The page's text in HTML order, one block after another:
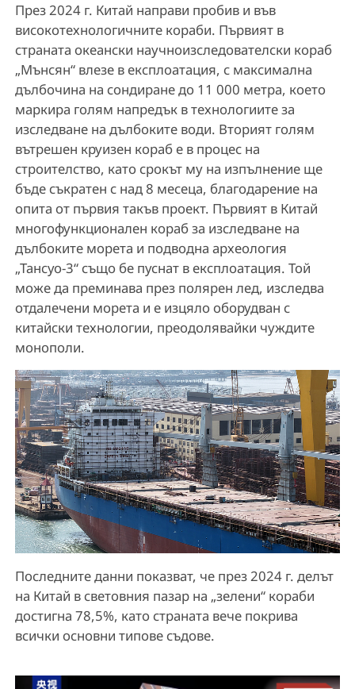
През 2024 г. Китай направи пробив и във
високотехнологичните кораби. Първият в
страната океански научноизследователски кораб
„Мънсян“ влезе в експлоатация, с максимална
дълбочина на сондиране до 11 000 метра, което
маркира голям напредък в технологиите за
изследване на дълбоките води. Вторият голям
вътрешен круизен кораб е в процес на
строителство, като срокът му на изпълнение ще
бъде съкратен с над 8 месеца, благодарение на
опита от първия такъв проект. Първият в Китай
многофункционален кораб за изследване на
дълбоките морета и подводна археология
„Тансуо-3“ също бе пуснат в експлоатация. Той
може да преминава през полярен лед, изследва
отдалечени морета и е изцяло оборудван с
китайски технологии, преодолявайки чуждите
монополи.
Последните данни показват, че през 2024 г. делът
на Китай в световния пазар на „зелени“ кораби
достигна 78,5%, като страната вече покрива
всички основни типове съдове.